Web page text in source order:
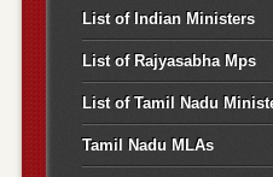
List of Indian Ministers
List of Rajyasabha Mps
List of Tamil Nadu
Tamil Nadu MLAs